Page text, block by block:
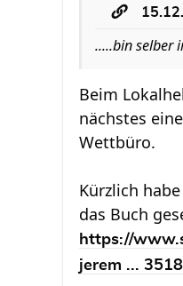
.....bin selber
Beim
nächstes
Wettbüro.
Kürzlich
das Buch
https://
jerem ...